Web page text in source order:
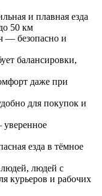
и плавная езда
50 км
— безопасно и
балансировки,
даже при
для покупок и
езда в тёмное
людей с
курьеров и рабочих